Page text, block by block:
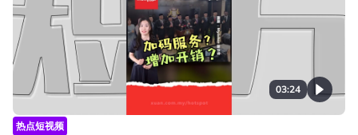
03:24
热点短视频